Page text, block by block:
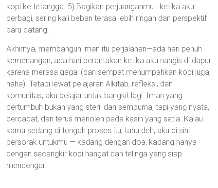
kopi ke tetangga. 5) Bagikan perjuanganmu—ketika aku
berbagi, sering kali beban terasa lebih ringan dan perspektif
baru datang.
Akhirnya, membangun iman itu perjalanan—ada hari penuh
kemenangan, ada hari berantakan ketika aku nangis di dapur
karena merasa gagal (dan sempat menumpahkan kopi juga,
haha). Tetapi lewat pelajaran Alkitab, refleksi, dan
komunitas, aku belajar untuk bangkit lagi. Iman yang
bertumbuh bukan yang steril dan sempurna, tapi yang nyata,
bercacat, dan terus menoleh pada kasih yang setia. Kalau
kamu sedang di tengah proses itu, tahu deh, aku di sini
bersorak untukmu — kadang dengan doa, kadang hanya
dengan secangkir kopi hangat dan telinga yang siap
mendengar.